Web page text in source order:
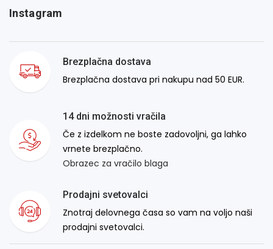
Instagram
Brezplačna dostava
Brezplačna dostava pri nakupu nad 50 EUR.
14 dni možnosti vračila
Če z izdelkom ne boste zadovoljni, ga lahko
vrnete brezplačno.
Obrazec za vračilo blaga
Prodajni svetovalci
Znotraj delovnega časa so vam na voljo naši
prodajni svetovalci.